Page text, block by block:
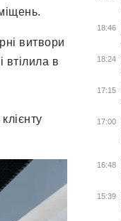
витвори
втілила в
18:46
18:24
17:15
17:00
16:48
15:39